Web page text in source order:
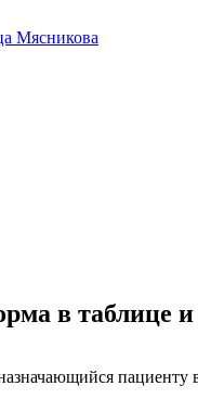
Мясникова
в таблице
пациенту